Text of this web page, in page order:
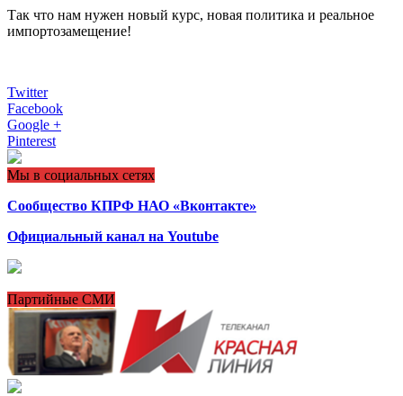
Так что нам нужен новый курс, новая политика и реальное
импортозамещение!
Twitter
Facebook
Google +
Pinterest
Мы в социальных сетях
Сообщество КПРФ НАО «Вконтакте»
Официальный канал на Youtube
Партийные СМИ